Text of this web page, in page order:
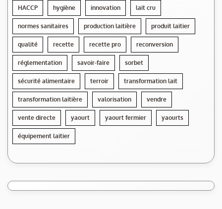
HACCP hygiène innovation lait cru
normes sanitaires production laitière produit laitier
qualité recette recette pro reconversion
réglementation savoir-faire sorbet
sécurité alimentaire terroir transformation lait
transformation laitière valorisation vendre
vente directe yaourt yaourt fermier yaourts
équipement laitier